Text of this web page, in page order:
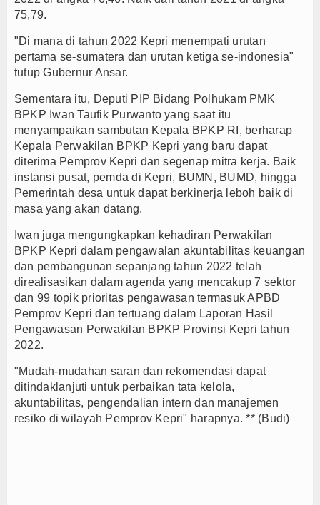
75,79.
"Di mana di tahun 2022 Kepri menempati urutan
pertama se-sumatera dan urutan ketiga se-indonesia"
tutup Gubernur Ansar.
Sementara itu, Deputi PIP Bidang Polhukam PMK
BPKP Iwan Taufik Purwanto yang saat itu
menyampaikan sambutan Kepala BPKP RI, berharap
Kepala Perwakilan BPKP Kepri yang baru dapat
diterima Pemprov Kepri dan segenap mitra kerja. Baik
instansi pusat, pemda di Kepri, BUMN, BUMD, hingga
Pemerintah desa untuk dapat berkinerja leboh baik di
masa yang akan datang.
Iwan juga mengungkapkan kehadiran Perwakilan
BPKP Kepri dalam pengawalan akuntabilitas keuangan
dan pembangunan sepanjang tahun 2022 telah
direalisasikan dalam agenda yang mencakup 7 sektor
dan 99 topik prioritas pengawasan termasuk APBD
Pemprov Kepri dan tertuang dalam Laporan Hasil
Pengawasan Perwakilan BPKP Provinsi Kepri tahun
2022.
"Mudah-mudahan saran dan rekomendasi dapat
ditindaklanjuti untuk perbaikan tata kelola,
akuntabilitas, pengendalian intern dan manajemen
resiko di wilayah Pemprov Kepri" harapnya. ** (Budi)